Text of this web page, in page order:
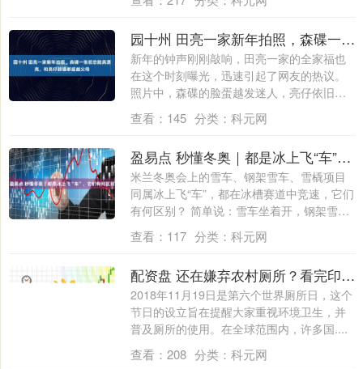
园十州 田亮一家新年拍照，森碟一张初恋脸真漂亮，和亮仔颜值都超越父母
新年的钟声刚刚敲响，田亮一家的全家福也
在这个时刻曝光，迅速引起了网友的热议。
照片中，森碟的脸蛋越发迷人，亮仔依旧帅
气逼人....
查看： 145 分类： 科元网
盈易点 秒懂冬奥｜都是冰上飞“车”，它们有何区别
米兰冬奥会上的雪车、钢架雪车、雪橇项目
同属冰上飞“车”，都在冰槽赛道中竞速，它们
有何区别？ 简单说：雪车坐着开，钢架雪
车....
查看： 117 分类： 科元网
配资盘 还在嫌弃农村厕所？看完印度和欧洲厕所，才知道古代中国人很智慧
2018年11月19日是第六个世界厕所日，这个
节日的设立旨在提醒大家重视环境卫生，并
普及厕所的使用。在全球范围内，许多国....
查看： 208 分类： 科元网